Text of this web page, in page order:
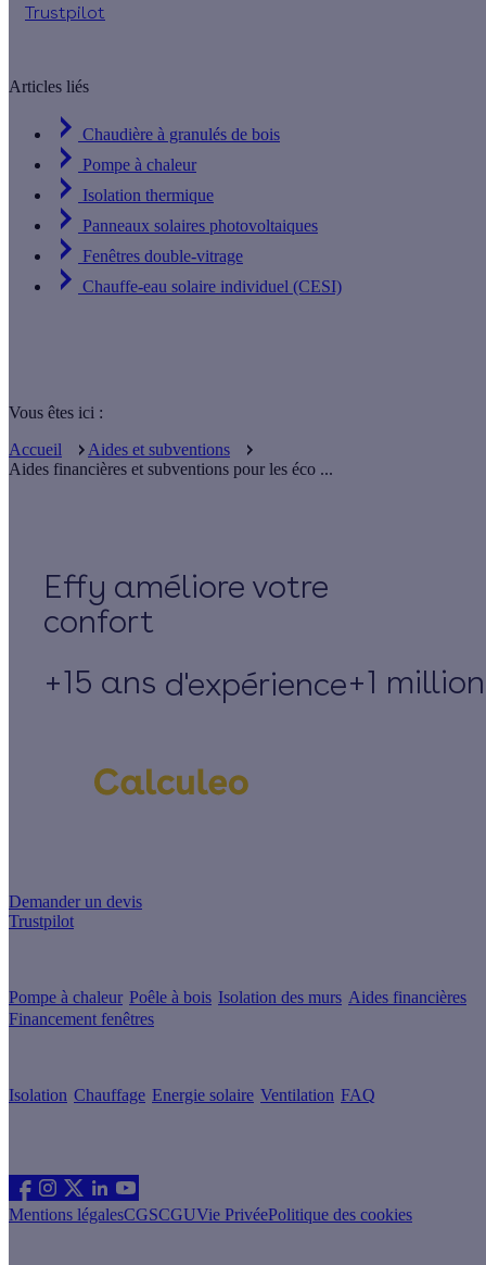
Trustpilot
Articles liés
Chaudière à granulés de bois
Pompe à chaleur
Isolation thermique
Panneaux solaires photovoltaiques
Fenêtres double-vitrage
Chauffe-eau solaire individuel (CESI)
Vous êtes ici :
Accueil
Aides et subventions
Aides financières et subventions pour les éco ...
Effy
+15 ans d'expérience+1
Demander un devis
Trustpilot
Pompe à chaleur Poêle à bois Isolation des murs Aides financières
Financement fenêtres
Isolation Chauffage Energie solaire Ventilation FAQ
Mentions légalesCGSCGUVie PrivéePolitique des cookies